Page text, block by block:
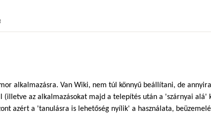
alkalmazásra. Van Wiki, nem túl könnyű beállítani, de
(illetve az alkalmazásokat majd a telepítés után a 'szárnyai alá'
azért a 'tanulásra is lehetőség nyílik' a használata,